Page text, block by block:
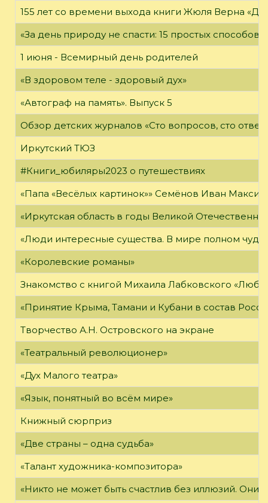
155 лет со времени выхода книги Жюля Верна
«За день природу не спасти: 15 простых способов
1 июня - Всемирный день родителей
«В здоровом теле - здоровый дух»
«Автограф на память». Выпуск 5
Обзор детских журналов «Сто вопросов, сто
Иркутский ТЮЗ
#Книги_юбиляры2023 о путешествиях
«Папа «Весёлых картинок»» Семёнов Иван
«Иркутская область в годы Великой
«Люди интересные существа. В мире полном
«Королевские романы»
Знакомство с книгой Михаила Лабковского
«Принятие Крыма, Тамани и Кубани в состав
Творчество А.Н. Островского на экране
«Театральный революционер»
«Дух Малого театра»
«Язык, понятный во всём мире»
Книжный сюрприз
«Две страны – одна судьба»
«Талант художника-композитора»
«Никто не может быть счастлив без иллюзий. Они